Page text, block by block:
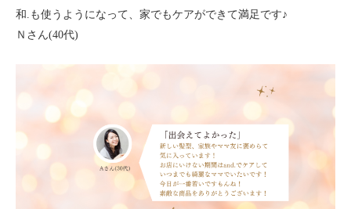
和.も使うようになって、家でもケアができて満足です♪
Ｎさん(40代)